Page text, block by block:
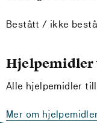
Bestått / ikke
Hjelpemidler
Alle hjelpemidler
Mer om